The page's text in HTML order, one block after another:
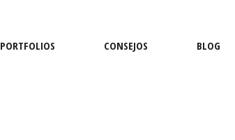
PORTFOLIOS CONSEJOS BLOG